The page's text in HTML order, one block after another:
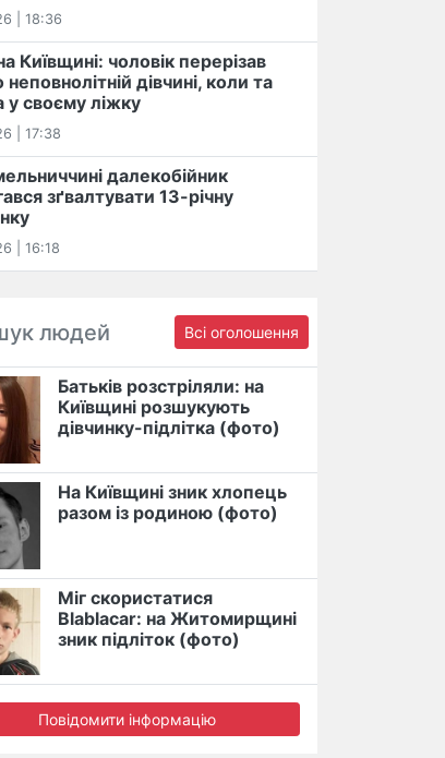
| 18:36
Київщині: чоловік перерізав
неповнолітній дівчині, коли та
у своєму ліжку
| 17:38
далекобійник
зґвалтувати 13-річну
| 16:18
людей Всі оголошення
Батьків розстріляли: на
Київщині розшукують
дівчинку-підлітка (фото)
На Київщині зник хлопець
разом із родиною (фото)
Міг скористатися
Blablacar: на Житомирщині
зник підліток (фото)
Повідомити інформацію